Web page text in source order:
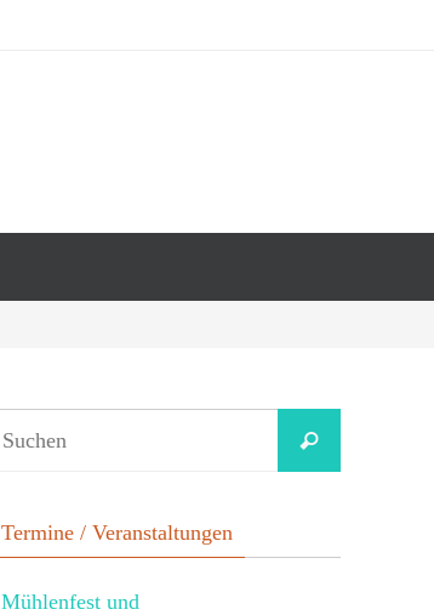
Termine / Veranstaltungen
Mühlenfest und